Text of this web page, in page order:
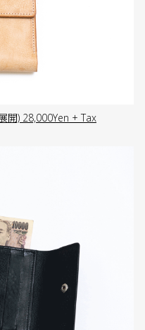
開) 28,000Yen + Tax